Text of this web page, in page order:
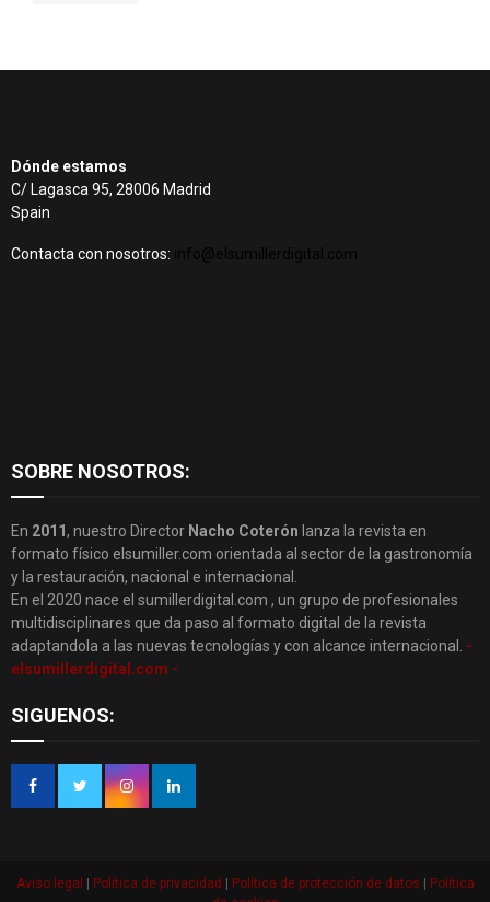
Dónde estamos
C/ Lagasca 95, 28006 Madrid
Spain
Contacta con nosotros: info@elsumillerdigital.com
SOBRE NOSOTROS:
En 2011, nuestro Director Nacho Coterón lanza la revista en
formato físico elsumiller.com orientada al sector de la gastronomía
y la restauración, nacional e internacional.
En el 2020 nace el sumillerdigital.com , un grupo de profesionales
multidisciplinares que da paso al formato digital de la revista
adaptandola a las nuevas tecnologías y con alcance internacional.
-
elsumillerdigital.com -
SIGUENOS:
Aviso legal | Política de privacidad | Política de protección de datos | Política